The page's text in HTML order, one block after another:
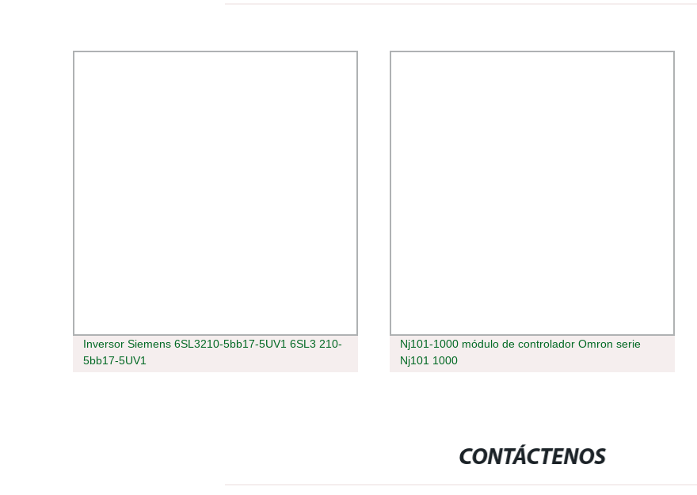
Inversor Siemens 6SL3210-5bb17-5UV1 6SL3 210-
5bb17-5UV1
Nj101-1000 módulo de controlador Omron serie
Nj101 1000
CONTÁCTENOS